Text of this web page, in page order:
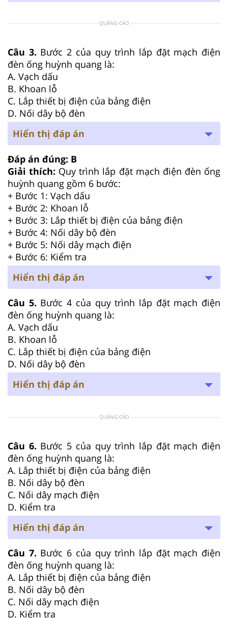
QUẢNG CÁO
Câu 3. Bước 2 của quy trình lắp đặt mạch điện
đèn ống huỳnh quang là:
A. Vạch dấu
B. Khoan lỗ
C. Lắp thiết bị điện của bảng điện
D. Nối dây bộ đèn
Hiển thị đáp án
Đáp án đúng: B
Giải thích: Quy trình lắp đặt mạch điện đèn ống
huỳnh quang gồm 6 bước:
+ Bước 1: Vạch dấu
+ Bước 2: Khoan lỗ
+ Bước 3: Lắp thiết bị điện của bảng điện
+ Bước 4: Nối dây bộ đèn
+ Bước 5: Nối dây mạch điện
+ Bước 6: Kiểm tra
Hiển thị đáp án
Câu 5. Bước 4 của quy trình lắp đặt mạch điện
đèn ống huỳnh quang là:
A. Vạch dấu
B. Khoan lỗ
C. Lắp thiết bị điện của bảng điện
D. Nối dây bộ đèn
Hiển thị đáp án
QUẢNG CÁO
Câu 6. Bước 5 của quy trình lắp đặt mạch điện
đèn ống huỳnh quang là:
A. Lắp thiết bị điện của bảng điện
B. Nối dây bộ đèn
C. Nối dây mạch điện
D. Kiểm tra
Hiển thị đáp án
Câu 7. Bước 6 của quy trình lắp đặt mạch điện
đèn ống huỳnh quang là:
A. Lắp thiết bị điện của bảng điện
B. Nối dây bộ đèn
C. Nối dây mạch điện
D. Kiểm tra